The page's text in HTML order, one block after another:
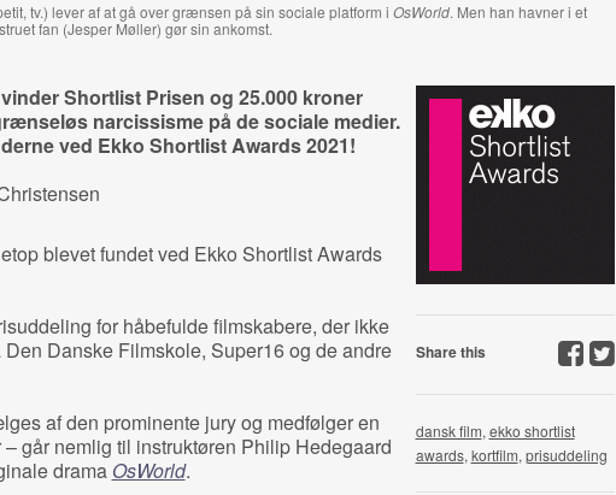
tv.) lever af at gå over grænsen på sin sociale platform i OsWorld. Men han havner i et
fan (Jesper Møller) gør sin ankomst.
Shortlist Prisen og 25.000 kroner
narcissisme på de sociale medier.
ved Ekko Shortlist Awards 2021!
blevet fundet ved Ekko Shortlist Awards
for håbefulde filmskabere, der ikke
Danske Filmskole, Super16 og de andre
af den prominente jury og medfølger en
går nemlig til instruktøren Philip Hedegaard
drama OsWorld.
Share this
dansk film, ekko shortlist
awards, kortfilm, prisuddeling